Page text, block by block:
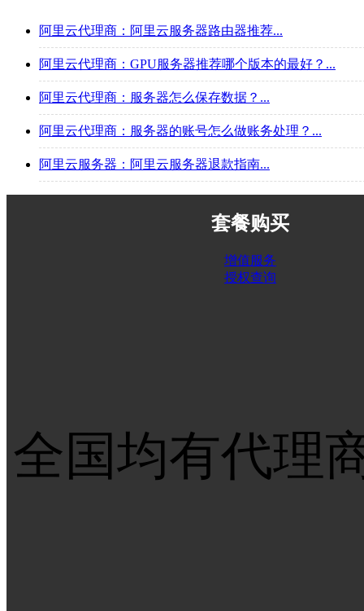
阿里云代理商：阿里云服务器路由器推荐...
阿里云代理商：GPU服务器推荐哪个版本的最好？...
阿里云代理商：服务器怎么保存数据？...
阿里云代理商：服务器的账号怎么做账务处理？...
阿里云服务器：阿里云服务器退款指南...
套餐购买
增值服务
授权查询
全国均有代理